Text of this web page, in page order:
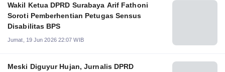
Wakil Ketua DPRD Surabaya Arif Fathoni
Soroti Pemberhentian Petugas Sensus
Disabilitas BPS
Jumat, 19 Jun 2026 22:07 WIB
Meski Diguyur Hujan, Jurnalis DPRD